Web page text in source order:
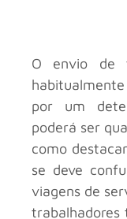
O envio de
por um
poderá ser
como
se deve
viagens de
trabalhadores